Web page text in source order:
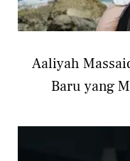
Aaliyah
Baru yang